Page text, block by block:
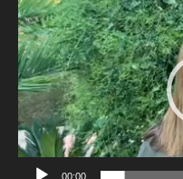
de
vídeo
00:00